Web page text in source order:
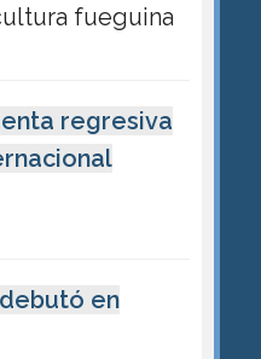
fueguina
regresiva
en